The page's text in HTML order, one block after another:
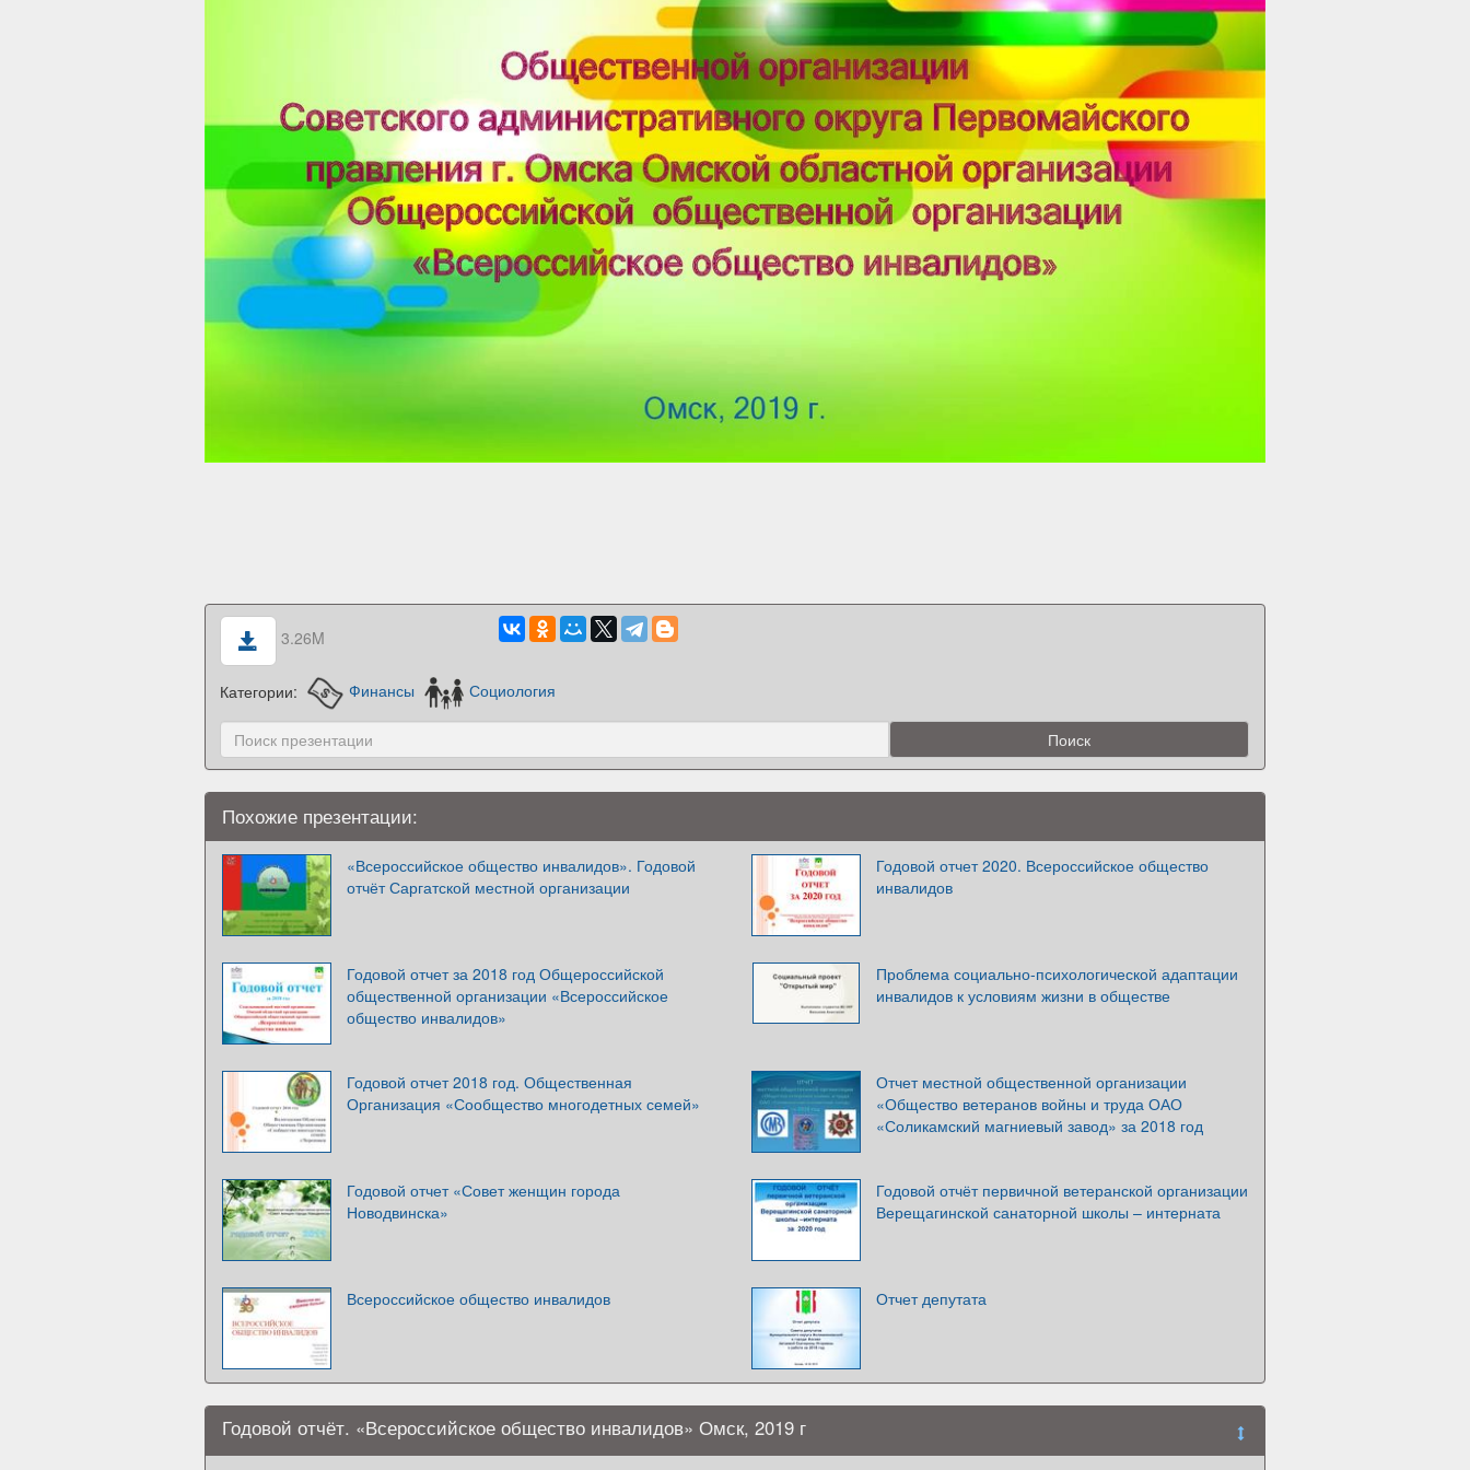
3.26M
Категории: Финансы Социология
Похожие презентации:
«Всероссийское общество инвалидов». Годовой
отчёт Саргатской местной организации
Годовой отчет 2020. Всероссийское общество
инвалидов
Годовой отчет за 2018 год Общероссийской
общественной организации «Всероссийское
общество инвалидов»
Проблема социально-психологической адаптации
инвалидов к условиям жизни в обществе
Годовой отчет 2018 год. Общественная
Организация «Сообщество многодетных семей»
Отчет местной общественной организации
«Общество ветеранов войны и труда ОАО
«Соликамский магниевый завод» за 2018 год
Годовой отчет «Совет женщин города
Новодвинска»
Годовой отчёт первичной ветеранской организации
Верещагинской санаторной школы – интерната
Всероссийское общество инвалидов Отчет депутата
Годовой отчёт. «Всероссийское общество инвалидов» Омск, 2019 г